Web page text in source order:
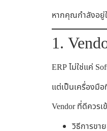
หากคุณกำลังอยู่
1.
ERP ไม่ใช่แค่
แต่เป็นเครื่องมื
Vendor ที่ดีควรเ
วิธีการข